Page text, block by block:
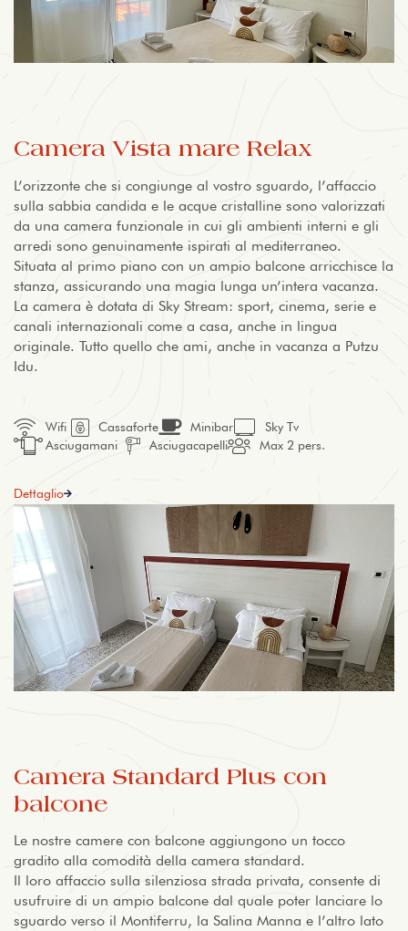
Camera Vista mare Relax
L’orizzonte che si congiunge al vostro sguardo, l’affaccio
sulla sabbia candida e le acque cristalline sono valorizzati
da una camera funzionale in cui gli ambienti interni e gli
arredi sono genuinamente ispirati al mediterraneo.
Situata al primo piano con un ampio balcone arricchisce la
stanza, assicurando una magia lunga un’intera vacanza.
La camera è dotata di Sky Stream: sport, cinema, serie e
canali internazionali come a casa, anche in lingua
originale. Tutto quello che ami, anche in vacanza a Putzu
Idu.
Wifi Cassaforte Minibar
Sky Tv
Asciugamani
Asciugacapelli Max 2 pers.
Dettaglio
Camera Standard Plus con
balcone
Le nostre camere con balcone aggiungono un tocco
gradito alla comodità della camera standard.
Il loro affaccio sulla silenziosa strada privata, consente di
usufruire di un ampio balcone dal quale poter lanciare lo
sguardo verso il Montiferru, la Salina Manna e l’altro lato